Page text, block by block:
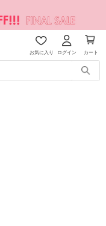
お気に入り ログイン カート